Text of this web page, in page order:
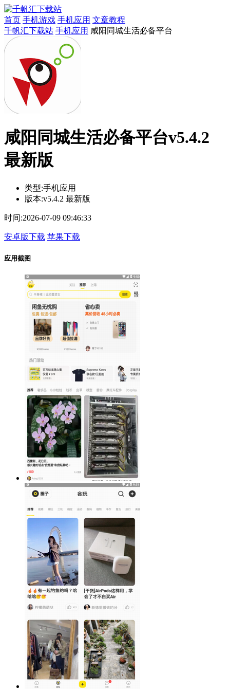
首页 手机游戏 手机应用 文章教程
千帆汇下载站 手机应用 咸阳同城生活必备平台
咸阳同城生活必备平台v5.4.2
最新版
类型:手机应用
版本:v5.4.2 最新版
时间:2026-07-09 09:46:33
安卓版下载 苹果下载
应用截图